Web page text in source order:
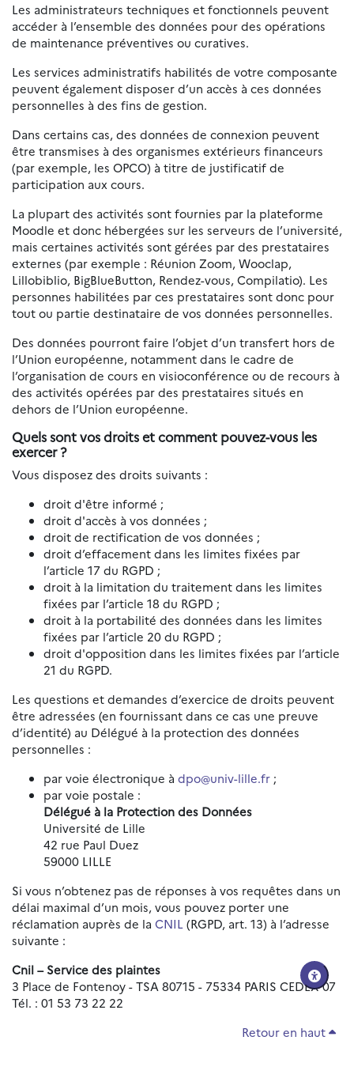
Les administrateurs techniques et fonctionnels peuvent
accéder à l’ensemble des données pour des opérations
de maintenance préventives ou curatives.
Les services administratifs habilités de votre composante
peuvent également disposer d’un accès à ces données
personnelles à des fins de gestion.
Dans certains cas, des données de connexion peuvent
être transmises à des organismes extérieurs financeurs
(par exemple, les OPCO) à titre de justificatif de
participation aux cours.
La plupart des activités sont fournies par la plateforme
Moodle et donc hébergées sur les serveurs de l’université,
mais certaines activités sont gérées par des prestataires
externes (par exemple : Réunion Zoom, Wooclap,
Lillobiblio, BigBlueButton, Rendez-vous, Compilatio). Les
personnes habilitées par ces prestataires sont donc pour
tout ou partie destinataire de vos données personnelles.
Des données pourront faire l’objet d’un transfert hors de
l’Union européenne, notamment dans le cadre de
l’organisation de cours en visioconférence ou de recours à
des activités opérées par des prestataires situés en
dehors de l’Union européenne.
Quels sont vos droits et comment pouvez-vous les
exercer ?
Vous disposez des droits suivants :
droit d'être informé ;
droit d'accès à vos données ;
droit de rectification de vos données ;
droit d’effacement dans les limites fixées par
l’article 17 du RGPD ;
droit à la limitation du traitement dans les limites
fixées par l’article 18 du RGPD ;
droit à la portabilité des données dans les limites
fixées par l’article 20 du RGPD ;
droit d'opposition dans les limites fixées par l’article
21 du RGPD.
Les questions et demandes d’exercice de droits peuvent
être adressées (en fournissant dans ce cas une preuve
d’identité) au Délégué à la protection des données
personnelles :
par voie électronique à dpo@univ-lille.fr ;
par voie postale :
Délégué à la Protection des Données
Université de Lille
42 rue Paul Duez
59000 LILLE
Si vous n’obtenez pas de réponses à vos requêtes dans un
délai maximal d’un mois, vous pouvez porter une
réclamation auprès de la CNIL (RGPD, art. 13) à l’adresse
suivante :
Cnil – Service des plaintes
3 Place de Fontenoy - TSA 80715 - 75334 PARIS CEDEX 07
Tél. : 01 53 73 22 22
Retour en haut